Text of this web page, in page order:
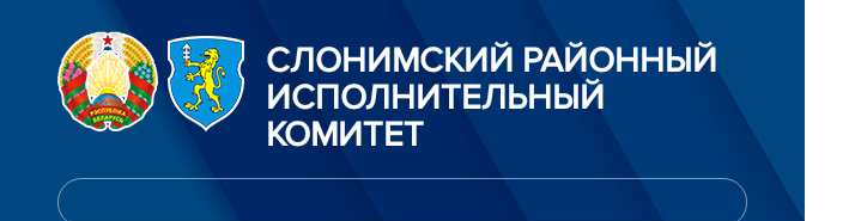
СЛОНИМСКИЙ РАЙОННЫЙ
ИСПОЛНИТЕЛЬНЫЙ
КОМИТЕТ